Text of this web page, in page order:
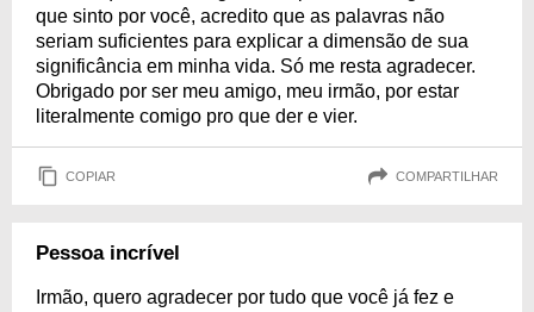
que sinto por você, acredito que as palavras não
seriam suficientes para explicar a dimensão de sua
significância em minha vida. Só me resta agradecer.
Obrigado por ser meu amigo, meu irmão, por estar
literalmente comigo pro que der e vier.
COPIAR COMPARTILHAR
Pessoa incrível
Irmão, quero agradecer por tudo que você já fez e